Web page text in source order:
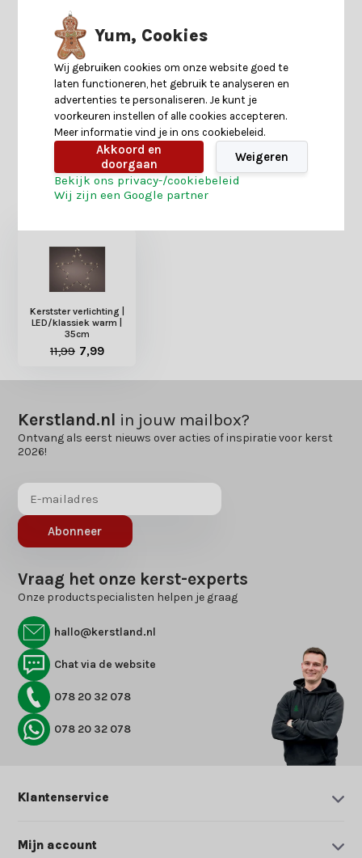
Specificaties
Reviews
Heb je nog interesse in deze recent bekeken
producten?
Kerstster verlichting |
LED/klassiek warm |
35cm
11,99 7,99
Kerstland.nl in jouw mailbox?
Ontvang als eerst nieuws over acties of inspiratie voor kerst
2026!
Abonneer
Vraag het onze kerst-experts
Onze productspecialisten helpen je graag
hallo@kerstland.nl
Chat via de website
078 20 32 078
078 20 32 078
Klantenservice
Mijn account
Yum, Cookies
Wij gebruiken cookies om onze website goed te
laten functioneren, het gebruik te analyseren en
advertenties te personaliseren. Je kunt je
voorkeuren instellen of alle cookies accepteren.
Meer informatie vind je in ons cookiebeleid.
Akkoord en
doorgaan
Weigeren
Bekijk ons privacy-/cookiebeleid
Wij zijn een Google partner